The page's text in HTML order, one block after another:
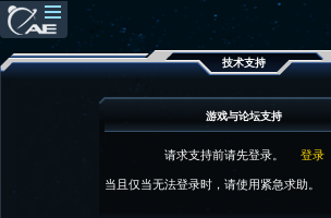
技术支持
游戏与论坛支持
请求支持前请先登录。 登录
当且仅当无法登录时，请使用紧急求助。